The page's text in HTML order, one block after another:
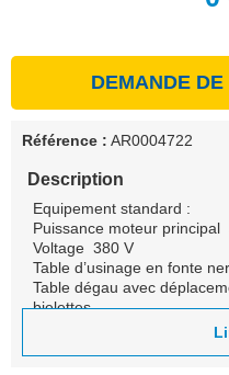
DEMANDE
Référence : AR0004722
Description
Equipement standard :
Puissance moteur
Voltage 380 V
Table d’usinage en fonte
Table dégau avec
bielettes